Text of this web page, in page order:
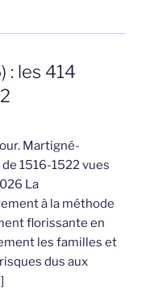
: les 414
Martigné-
1516-1522 vues
La
à la méthode
florissante en
les familles et
dus aux